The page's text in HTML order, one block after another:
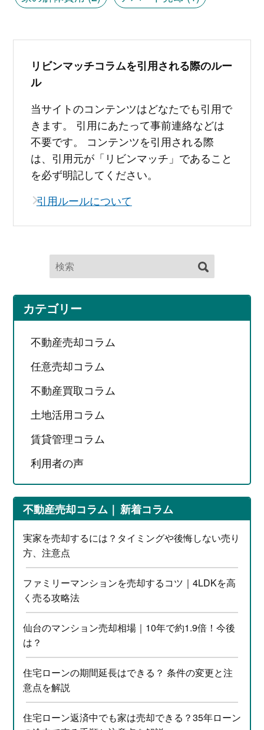
リビンマッチコラムを引用される際のルー
ル
当サイトのコンテンツはどなたでも引用で
きます。 引用にあたって事前連絡などは
不要です。 コンテンツを引用される際
は、引用元が「リビンマッチ」であること
を必ず明記してください。
引用ルールについて
カテゴリー
不動産売却コラム
任意売却コラム
不動産買取コラム
土地活用コラム
賃貸管理コラム
利用者の声
不動産売却コラム 新着コラム
実家を売却するには？タイミングや後悔しない売り
方、注意点
ファミリーマンションを売却するコツ｜4LDKを高
く売る攻略法
仙台のマンション売却相場｜10年で約1.9倍！今後
は？
住宅ローンの期間延長はできる？ 条件の変更と注
意点を解説
住宅ローン返済中でも家は売却できる？35年ローン